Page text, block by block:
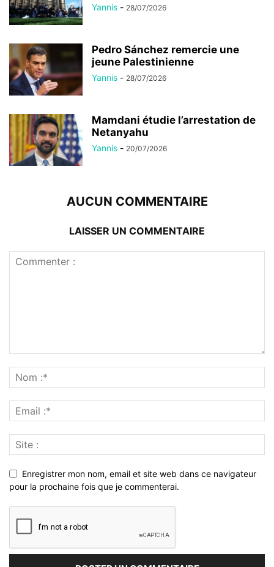
Yannis - 28/07/2026
Pedro Sánchez remercie une
jeune Palestinienne
Yannis - 28/07/2026
Mamdani étudie l’arrestation de
Netanyahu
Yannis - 20/07/2026
AUCUN COMMENTAIRE
LAISSER UN COMMENTAIRE
Enregistrer mon nom, email et site web dans ce navigateur
pour la prochaine fois que je commenterai.